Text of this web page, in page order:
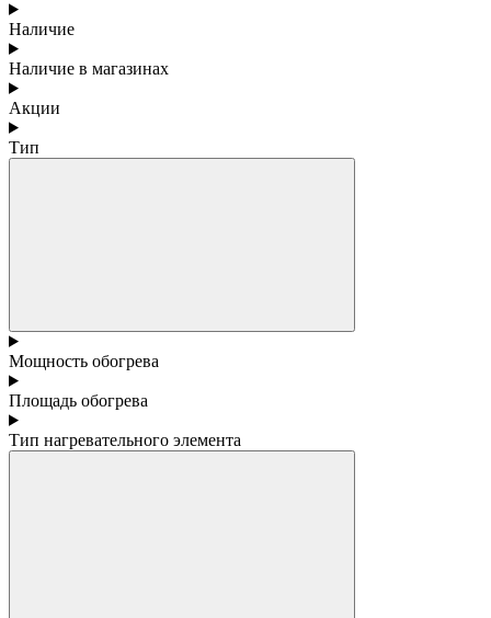
Наличие
Наличие в магазинах
Акции
Тип
Мощность обогрева
Площадь обогрева
Тип нагревательного элемента